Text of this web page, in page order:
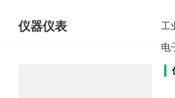
仪器仪表 工
电